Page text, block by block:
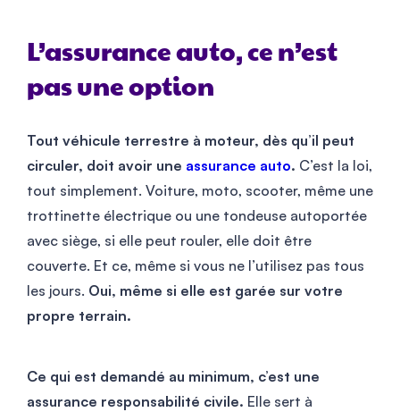
L’assurance auto, ce n’est
pas une option
Tout véhicule terrestre à moteur, dès qu’il peut
circuler, doit avoir une assurance auto. C’est la loi,
tout simplement. Voiture, moto, scooter, même une
trottinette électrique ou une tondeuse autoportée
avec siège, si elle peut rouler, elle doit être
couverte. Et ce, même si vous ne l’utilisez pas tous
les jours. Oui, même si elle est garée sur votre
propre terrain.
Ce qui est demandé au minimum, c’est une
assurance responsabilité civile. Elle sert à